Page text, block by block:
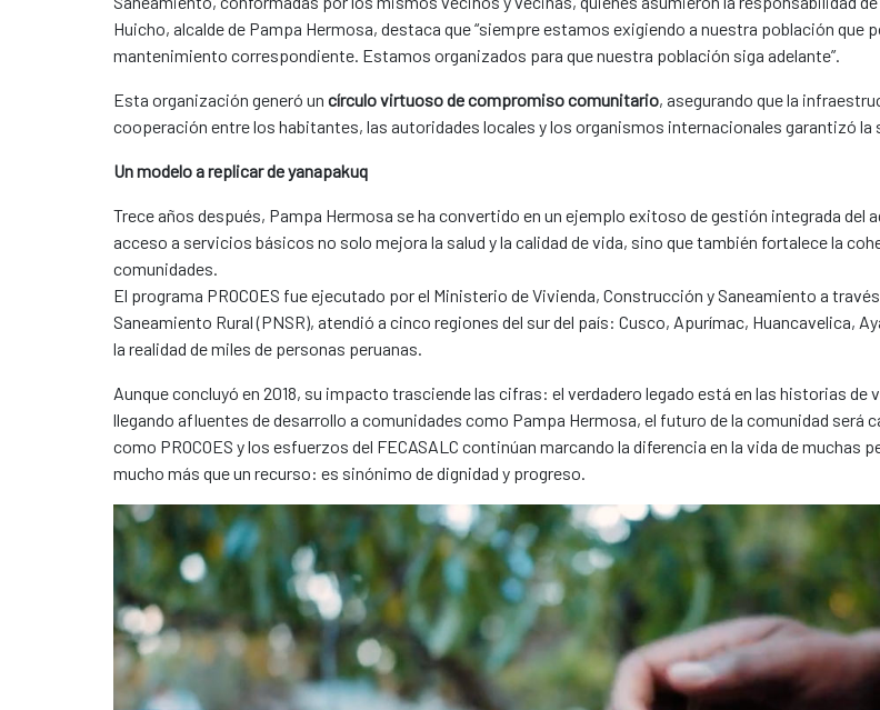
Huicho, alcalde de Pampa Hermosa, destaca que “siempre estamos exigiendo a nuestra población que
mantenimiento correspondiente. Estamos organizados para que nuestra población siga adelante”.
Esta organización generó un círculo virtuoso de compromiso comunitario, asegurando que la
cooperación entre los habitantes, las autoridades locales y los organismos internacionales garantizó la
Un modelo a replicar de yanapakuq
Trece años después, Pampa Hermosa se ha convertido en un ejemplo exitoso de gestión integrada del
acceso a servicios básicos no solo mejora la salud y la calidad de vida, sino que también fortalece la
comunidades.
El programa PROCOES fue ejecutado por el Ministerio de Vivienda, Construcción y Saneamiento a
Saneamiento Rural (PNSR), atendió a cinco regiones del sur del país: Cusco, Apurímac, Huancavelica,
la realidad de miles de personas peruanas.
Aunque concluyó en 2018, su impacto trasciende las cifras: el verdadero legado está en las historias de
llegando afluentes de desarrollo a comunidades como Pampa Hermosa, el futuro de la comunidad será
como PROCOES y los esfuerzos del FECASALC continúan marcando la diferencia en la vida de muchas
mucho más que un recurso: es sinónimo de dignidad y progreso.